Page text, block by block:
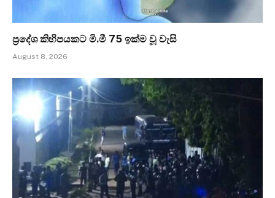
ප්‍රදේශ කිහිපයකට මි.මී 75 ඉක්ම වූ වැසි
August 8, 2026